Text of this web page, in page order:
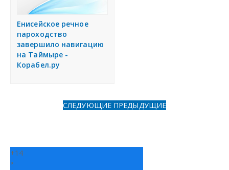
История города
Разместить объявление
Регионы России
Енисейское речное
пароходство
завершило навигацию
на Таймыре -
Корабел.ру
СЛЕДУЮЩИЕ ПРЕДЫДУЩИЕ
+14
°